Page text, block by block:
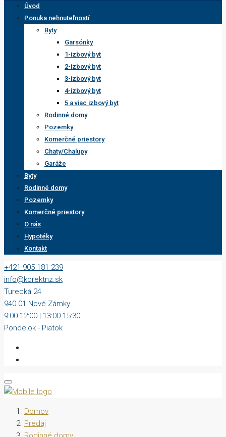
Úvod
Ponuka nehnuteľností
Byty
Garsónky
1-izbový byt
2-izbový byt
3-izbový byt
4-izbový byt
5 a viac izbový byt
Rodinné domy
Pozemky
Komerčné priestory
Chaty/Chalupy
Garáže
Byty
Rodinné domy
Pozemky
Komerčné priestory
O nás
Hypotéky
Kontakt
+421 905 181 239
info@korektnz.sk
Turecká 24
940 01 Nové Zámky
9:00-12:00 | 13:00-15:30
Pondelok - Piatok
Domov
Predaj